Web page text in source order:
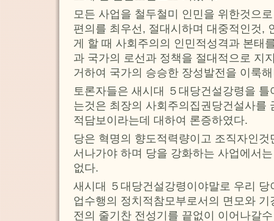
모든 사업을 철두철미 인민을 위한것으
편의를 최우선, 절대시하며 대중적인것,
게 할 때 사회주의의 인민적성격과 본태
과 국가의 로선과 정책을 절대적으로 지
거하여 국가의 승승한 장성발전을 이룩
토론자들은 새시대 ５대당건설강령을
는것은 최장의 사회주의집권당건설사를
적담보이라는데 대하여 론증하였다.
당은 혁명의 향도적력량이고 조직자인
서나가야 하며 당을 강화하는 사업에서
없다.
새시대 ５대당건설강령이야말로 우리
업수행의 정치적참모부로서의 면모와
전의 줄기찬 전성기를 끝없이 이어나갈